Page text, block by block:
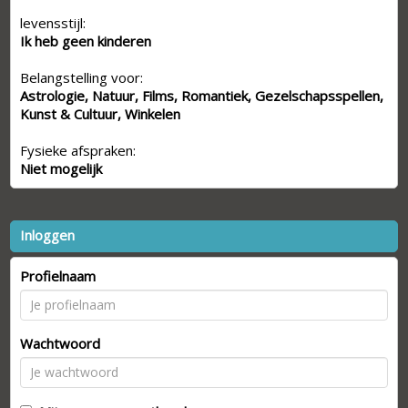
levensstijl:
Ik heb geen kinderen
Belangstelling voor:
Astrologie, Natuur, Films, Romantiek, Gezelschapsspellen,
Kunst & Cultuur, Winkelen
Fysieke afspraken:
Niet mogelijk
Inloggen
Profielnaam
Wachtwoord